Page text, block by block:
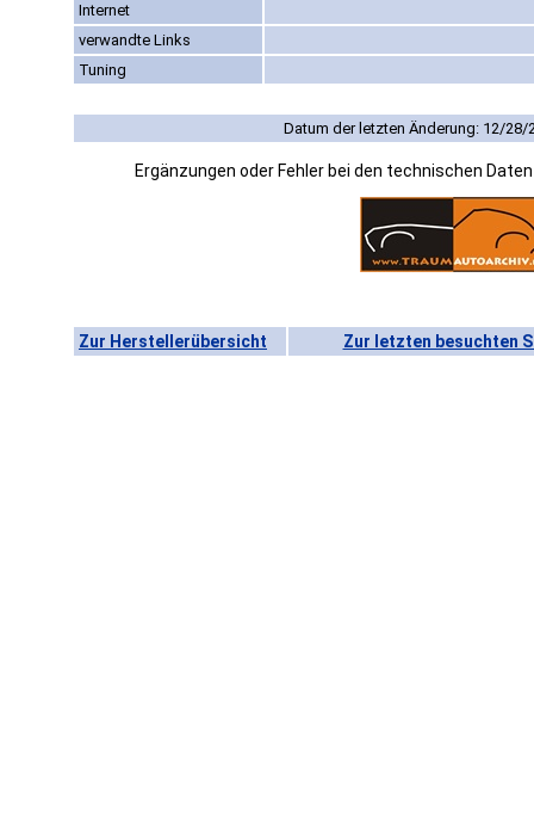
Internet
verwandte Links
Tuning
Datum der letzten Änderung: 12/28/
Ergänzungen oder Fehler bei den technischen
Zur Herstellerübersicht Zur letzten besuchten